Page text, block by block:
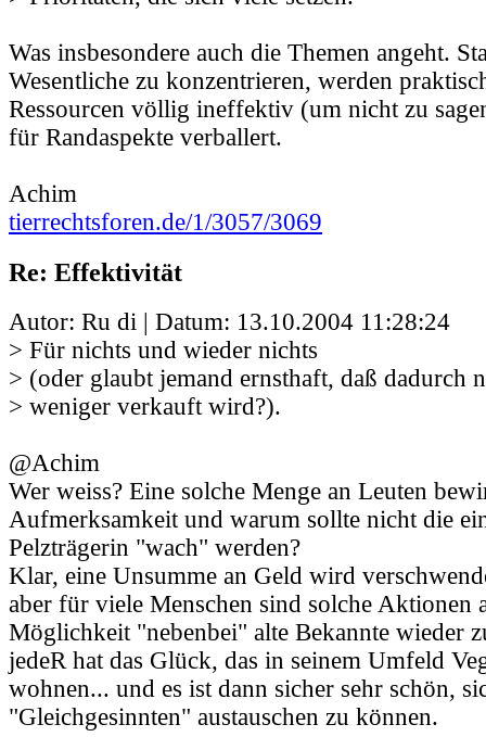
Was insbesondere auch die Themen angeht.
Wesentliche zu konzentrieren, werden
Ressourcen völlig ineffektiv (um nicht zu
für Randaspekte verballert.
Achim
tierrechtsforen.de/1/3057/3069
Re: Effektivität
Autor: Ru di | Datum: 13.10.2004 11:28:24
> Für nichts und wieder nichts
> (oder glaubt jemand ernsthaft, daß dadurch
> weniger verkauft wird?).
@Achim
Wer weiss? Eine solche Menge an Leuten
Aufmerksamkeit und warum sollte nicht die
Pelzträgerin "wach" werden?
Klar, eine Unsumme an Geld wird
aber für viele Menschen sind solche Aktionen
Möglichkeit "nebenbei" alte Bekannte wieder
jedeR hat das Glück, das in seinem Umfeld
wohnen... und es ist dann sicher sehr schön,
"Gleichgesinnten" austauschen zu können.